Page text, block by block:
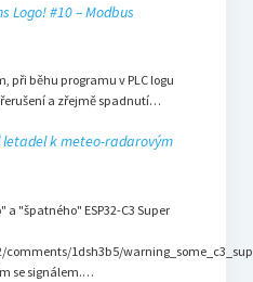
Logo! #10 – Modbus
při běhu programu v PLC logu
a zřejmě spadnutí…
letadel k meteo-radarovým
"špatného" ESP32-C3 Super
1dsh3b5/
se signálem.…